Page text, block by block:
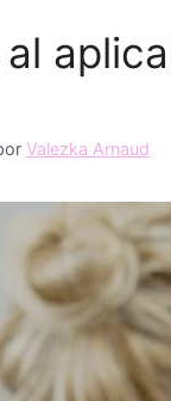
Valezka Arnaud